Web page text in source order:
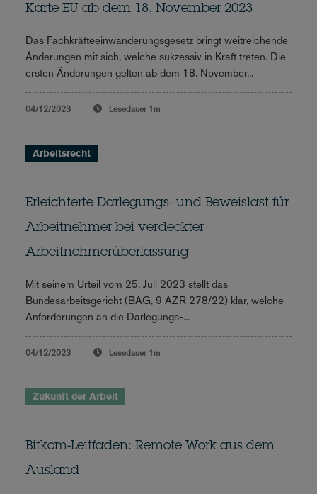
Karte EU ab dem 18. November 2023
Das Fachkräfteeinwanderungsgesetz bringt weitreichende
Änderungen mit sich, welche sukzessiv in Kraft treten. Die
ersten Änderungen gelten ab dem 18. November...
04/12/2023 Lesedauer 1m
Arbeitsrecht
Erleichterte Darlegungs- und Beweislast für
Arbeitnehmer bei verdeckter
Arbeitnehmerüberlassung
Mit seinem Urteil vom 25. Juli 2023 stellt das
Bundesarbeitsgericht (BAG, 9 AZR 278/22) klar, welche
Anforderungen an die Darlegungs-...
04/12/2023 Lesedauer 1m
Zukunft der Arbeit
Bitkom-Leitfaden: Remote Work aus dem
Ausland